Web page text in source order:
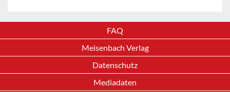
FAQ
Meisenbach Verlag
Datenschutz
Mediadaten